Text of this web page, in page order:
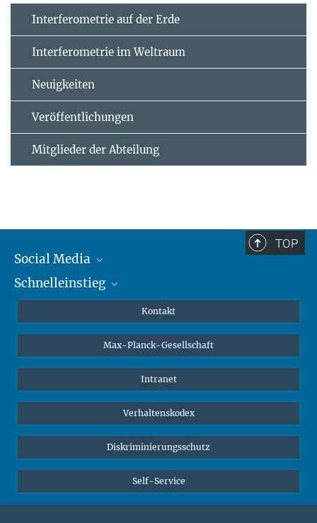
Interferometrie auf der Erde
Interferometrie im Weltraum
Neuigkeiten
Veröffentlichungen
Mitglieder der Abteilung
TOP
Social Media
Mastodon
Schnelleinstieg
Studierende
Schüler*innen
Öffentlichkeit
Alumnae | Alumni
Kontakt
Max-Planck-Gesellschaft
Intranet
Verhaltenskodex
Diskriminierungsschutz
Self-Service